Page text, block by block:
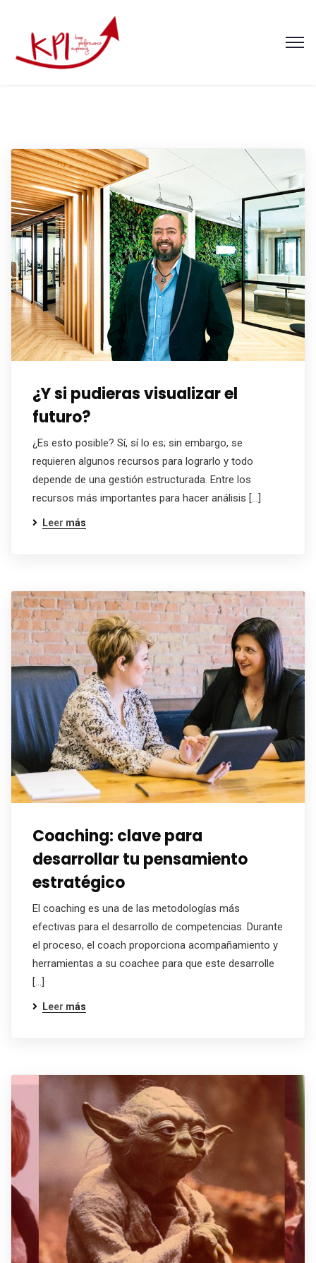
¿Y si pudieras visualizar el
futuro?
¿Es esto posible? Sí, sí lo es; sin embargo, se
requieren algunos recursos para lograrlo y todo
depende de una gestión estructurada. Entre los
recursos más importantes para hacer análisis […]
Leer más
Coaching: clave para
desarrollar tu pensamiento
estratégico
El coaching es una de las metodologías más
efectivas para el desarrollo de competencias. Durante
el proceso, el coach proporciona acompañamiento y
herramientas a su coachee para que este desarrolle
[…]
Leer más